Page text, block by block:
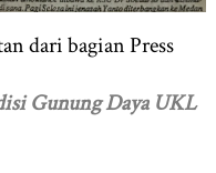
dari bagian Press
Gunung Daya UKL